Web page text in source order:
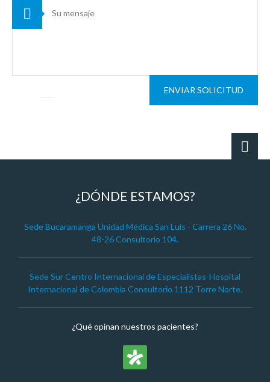
ENVIAR SOLICITUD
¿DÓNDE ESTAMOS?
Sede Bucaramanga Unidad Médica San Luis - Carrera 26 No.
48-26 Consultorio 104.
Sede Sur Centro Internacional de Especialistas-Hospital
Internacional de Colombia Consultorio 1112 Torre Norte.
¿Qué opinan nuestros pacientes?